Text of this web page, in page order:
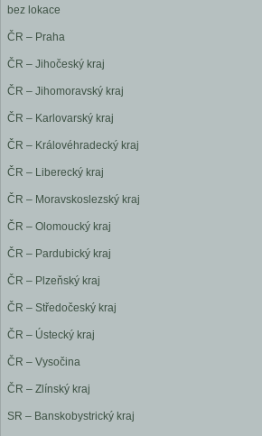
bez lokace
ČR – Praha
ČR – Jihočeský kraj
ČR – Jihomoravský kraj
ČR – Karlovarský kraj
ČR – Královéhradecký kraj
ČR – Liberecký kraj
ČR – Moravskoslezský kraj
ČR – Olomoucký kraj
ČR – Pardubický kraj
ČR – Plzeňský kraj
ČR – Středočeský kraj
ČR – Ústecký kraj
ČR – Vysočina
ČR – Zlínský kraj
SR – Banskobystrický kraj